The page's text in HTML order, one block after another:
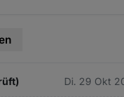
Di. 29 Okt